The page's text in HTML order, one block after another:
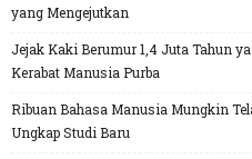
yang Mengejutkan
Jejak Kaki Berumur 1,4 Juta Tahun
Kerabat Manusia Purba
Ribuan Bahasa Manusia Mungkin
Ungkap Studi Baru